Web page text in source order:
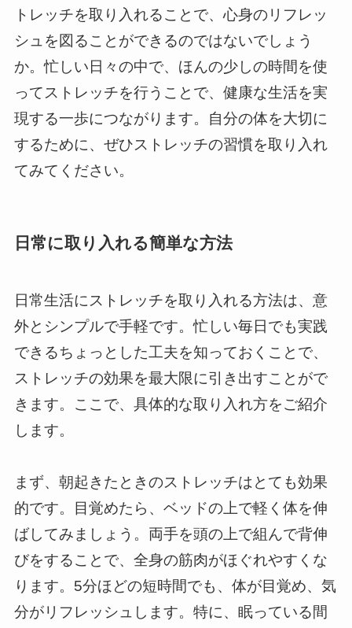
トレッチを取り入れることで、心身のリフレッ
シュを図ることができるのではないでしょう
か。忙しい日々の中で、ほんの少しの時間を使
ってストレッチを行うことで、健康な生活を実
現する一歩につながります。自分の体を大切に
するために、ぜひストレッチの習慣を取り入れ
てみてください。
日常に取り入れる簡単な方法
日常生活にストレッチを取り入れる方法は、意
外とシンプルで手軽です。忙しい毎日でも実践
できるちょっとした工夫を知っておくことで、
ストレッチの効果を最大限に引き出すことがで
きます。ここで、具体的な取り入れ方をご紹介
します。
まず、朝起きたときのストレッチはとても効果
的です。目覚めたら、ベッドの上で軽く体を伸
ばしてみましょう。両手を頭の上で組んで背伸
びをすることで、全身の筋肉がほぐれやすくな
ります。5分ほどの短時間でも、体が目覚め、気
分がリフレッシュします。特に、眠っている間